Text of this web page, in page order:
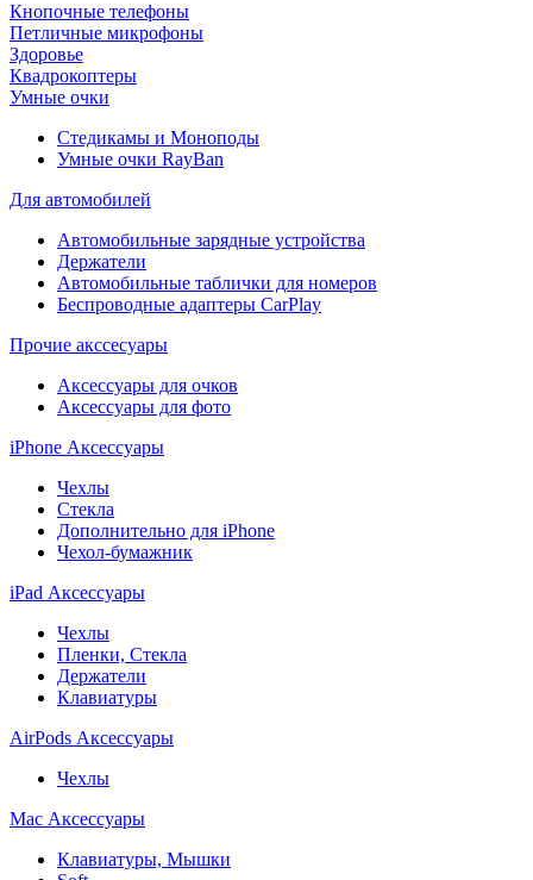
Кнопочные телефоны
Петличные микрофоны
Здоровье
Квадрокоптеры
Умные очки
Стедикамы и Моноподы
Умные очки RayBan
Для автомобилей
Автомобильные зарядные устройства
Держатели
Автомобильные таблички для номеров
Беспроводные адаптеры CarPlay
Прочие акссесуары
Аксессуары для очков
Аксессуары для фото
iPhone Аксессуары
Чехлы
Стекла
Дополнительно для iPhone
Чехол-бумажник
iPad Аксессуары
Чехлы
Пленки, Стекла
Держатели
Клавиатуры
AirPods Аксессуары
Чехлы
Mac Аксессуары
Клавиатуры, Мышки